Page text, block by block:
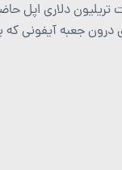
تریلیون دلاری اپل